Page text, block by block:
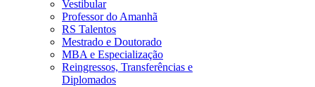
Vestibular
Professor do Amanhã
RS Talentos
Mestrado e Doutorado
MBA e Especialização
Reingressos, Transferências e
Diplomados